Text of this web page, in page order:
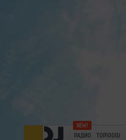
РАДИО TOP100DJ